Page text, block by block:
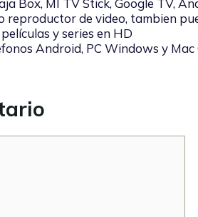
Box, MI TV Stick, Google TV,
reproductor de video, tambien
y series en HD
Android, PC Windows y Mac